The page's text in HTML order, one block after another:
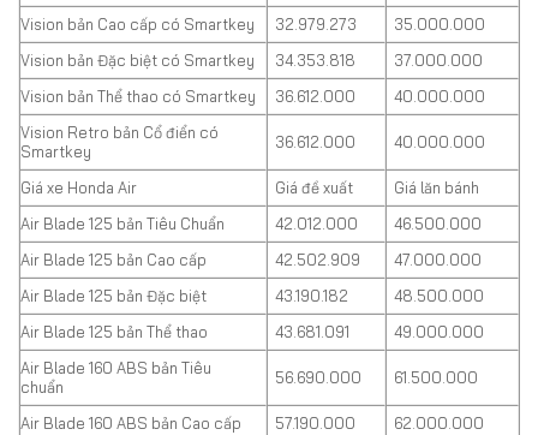
Vision bản Cao cấp có Smartkey 32.979.273
35.000.000
Vision bản Đặc biệt có Smartkey
34.353.818
37.000.000
Vision bản Thể thao có Smartkey
36.612.000
40.000.000
Vision Retro bản Cổ điển có
Smartkey
36.612.000 40.000.000
Giá xe Honda Air Giá đề xuất
Giá lăn bánh
Air Blade 125 bản Tiêu Chuẩn
42.012.000
46.500.000
Air Blade 125 bản Cao cấp
42.502.909
47.000.000
Air Blade 125 bản Đặc biệt
43.190.182
48.500.000
Air Blade 125 bản Thể thao
43.681.091
49.000.000
Air Blade 160 ABS bản Tiêu
chuẩn
56.690.000 61.500.000
Air Blade 160 ABS bản Cao cấp 57.190.000
62.000.000